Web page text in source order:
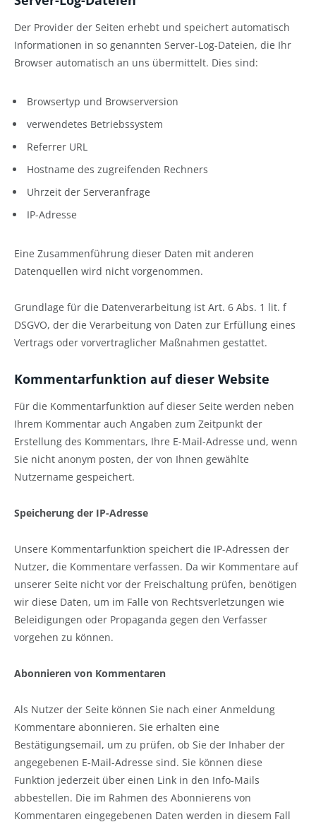
Der Provider der Seiten erhebt und speichert automatisch
Informationen in so genannten Server-Log-Dateien, die Ihr
Browser automatisch an uns übermittelt. Dies sind:
Browsertyp und Browserversion
verwendetes Betriebssystem
Referrer URL
Hostname des zugreifenden Rechners
Uhrzeit der Serveranfrage
IP-Adresse
Eine Zusammenführung dieser Daten mit anderen
Datenquellen wird nicht vorgenommen.
Grundlage für die Datenverarbeitung ist Art. 6 Abs. 1 lit. f
DSGVO, der die Verarbeitung von Daten zur Erfüllung eines
Vertrags oder vorvertraglicher Maßnahmen gestattet.
Kommentarfunktion auf dieser Website
Für die Kommentarfunktion auf dieser Seite werden neben
Ihrem Kommentar auch Angaben zum Zeitpunkt der
Erstellung des Kommentars, Ihre E-Mail-Adresse und, wenn
Sie nicht anonym posten, der von Ihnen gewählte
Nutzername gespeichert.
Speicherung der IP-Adresse
Unsere Kommentarfunktion speichert die IP-Adressen der
Nutzer, die Kommentare verfassen. Da wir Kommentare auf
unserer Seite nicht vor der Freischaltung prüfen, benötigen
wir diese Daten, um im Falle von Rechtsverletzungen wie
Beleidigungen oder Propaganda gegen den Verfasser
vorgehen zu können.
Abonnieren von Kommentaren
Als Nutzer der Seite können Sie nach einer Anmeldung
Kommentare abonnieren. Sie erhalten eine
Bestätigungsemail, um zu prüfen, ob Sie der Inhaber der
angegebenen E-Mail-Adresse sind. Sie können diese
Funktion jederzeit über einen Link in den Info-Mails
abbestellen. Die im Rahmen des Abonnierens von
Kommentaren eingegebenen Daten werden in diesem Fall